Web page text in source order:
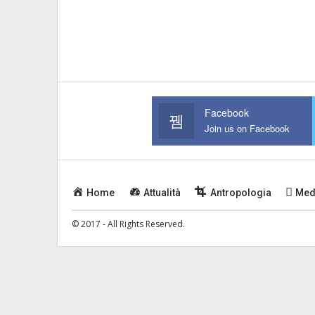
Facebook
Join us on Facebook
Home Attualità Antropologia
© 2017 - All Rights Reserved.